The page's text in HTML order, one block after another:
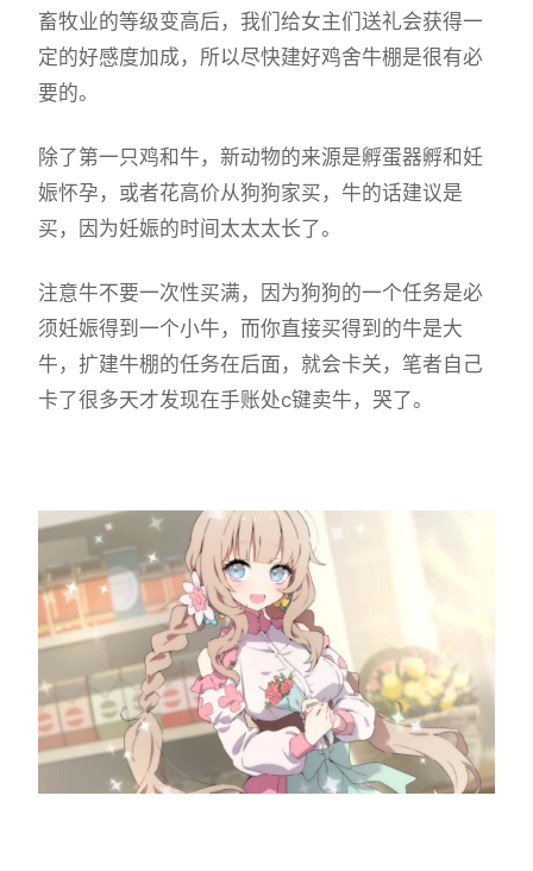
畜牧业的等级变高后，我们给女主们送礼会获得一
定的好感度加成，所以尽快建好鸡舍牛棚是很有必
要的。
除了第一只鸡和牛，新动物的来源是孵蛋器孵和妊
娠怀孕，或者花高价从狗狗家买，牛的话建议是
买，因为妊娠的时间太太太长了。
注意牛不要一次性买满，因为狗狗的一个任务是必
须妊娠得到一个小牛，而你直接买得到的牛是大
牛，扩建牛棚的任务在后面，就会卡关，笔者自己
卡了很多天才发现在手账处c键卖牛，哭了。